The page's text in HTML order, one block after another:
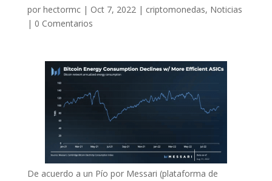
por hectormc| Oct 7, 2022| criptomonedas, Noticias
| 0 Comentarios
De acuerdo a un Pío por Messari (plataforma de